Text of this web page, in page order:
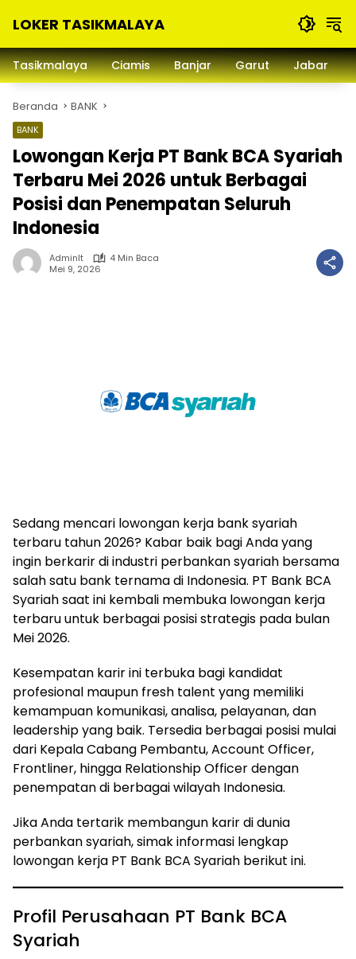
LOKER TASIKMALAYA
Lowongan
Kerja
dan
Sekitarna
Tasikmalaya Ciamis Banjar Garut Jabar
Beranda BANK
BANK
Lowongan Kerja PT Bank BCA Syariah
Terbaru Mei 2026 untuk Berbagai
Posisi dan Penempatan Seluruh
Indonesia
Adminlt
4 Min Baca
Mei 9, 2026
Sedang mencari lowongan kerja bank syariah
terbaru tahun 2026? Kabar baik bagi Anda yang
ingin berkarir di industri perbankan syariah bersama
salah satu bank ternama di Indonesia. PT Bank BCA
Syariah saat ini kembali membuka lowongan kerja
terbaru untuk berbagai posisi strategis pada bulan
Mei 2026.
Kesempatan karir ini terbuka bagi kandidat
profesional maupun fresh talent yang memiliki
kemampuan komunikasi, analisa, pelayanan, dan
leadership yang baik. Tersedia berbagai posisi mulai
dari Kepala Cabang Pembantu, Account Officer,
Frontliner, hingga Relationship Officer dengan
penempatan di berbagai wilayah Indonesia.
Jika Anda tertarik membangun karir di dunia
perbankan syariah, simak informasi lengkap
lowongan kerja PT Bank BCA Syariah berikut ini.
Profil Perusahaan PT Bank BCA
Syariah